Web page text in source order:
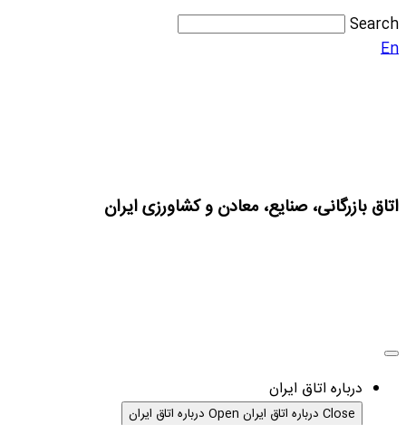
Search
En
اتاق بازرگانی، صنایع، معادن و کشاورزی ایران
درباره اتاق ایران
Close درباره اتاق ایران Open درباره اتاق ایران